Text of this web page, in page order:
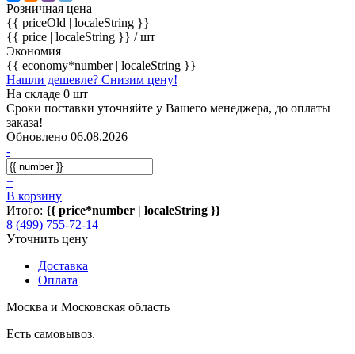
Розничная цена
{{ priceOld | localeString }}
{{ price | localeString }} / шт
Экономия
{{ economy*number | localeString }}
Нашли дешевле? Снизим цену!
На складе 0 шт
Сроки поставки уточняйте у Вашего менеджера, до оплаты
заказа!
Обновлено 06.08.2026
-
+
В корзину
Итого: {{ price*number | localeString }}
8 (499) 755-72-14
Уточнить цену
Доставка
Оплата
Москва и Московская область
Есть самовывоз.